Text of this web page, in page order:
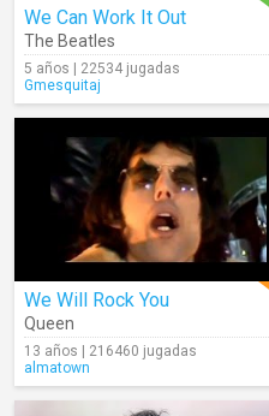
We Can Work It Out
The Beatles
5 años | 22534 jugadas
Gmesquitaj
We Will Rock You
Queen
13 años | 216460 jugadas
almatown